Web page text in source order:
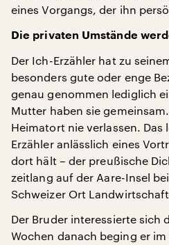
eines Vorgangs, der ihn
Die privaten Umstände
Der Ich-Erzähler hat zu
besonders gute oder enge
genau genommen lediglich
Mutter haben sie
Heimatort nie verlassen. Das
Erzähler anlässlich eines
dort hält – der preußische
zeitlang auf der Aare-Insel
Schweizer Ort
Der Bruder interessierte sich
Wochen danach beging er